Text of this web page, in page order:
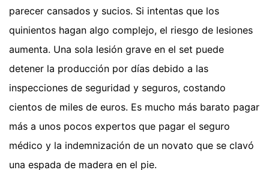
parecer cansados y sucios. Si intentas que los
quinientos hagan algo complejo, el riesgo de lesiones
aumenta. Una sola lesión grave en el set puede
detener la producción por días debido a las
inspecciones de seguridad y seguros, costando
cientos de miles de euros. Es mucho más barato pagar
más a unos pocos expertos que pagar el seguro
médico y la indemnización de un novato que se clavó
una espada de madera en el pie.